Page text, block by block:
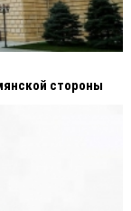
стороны